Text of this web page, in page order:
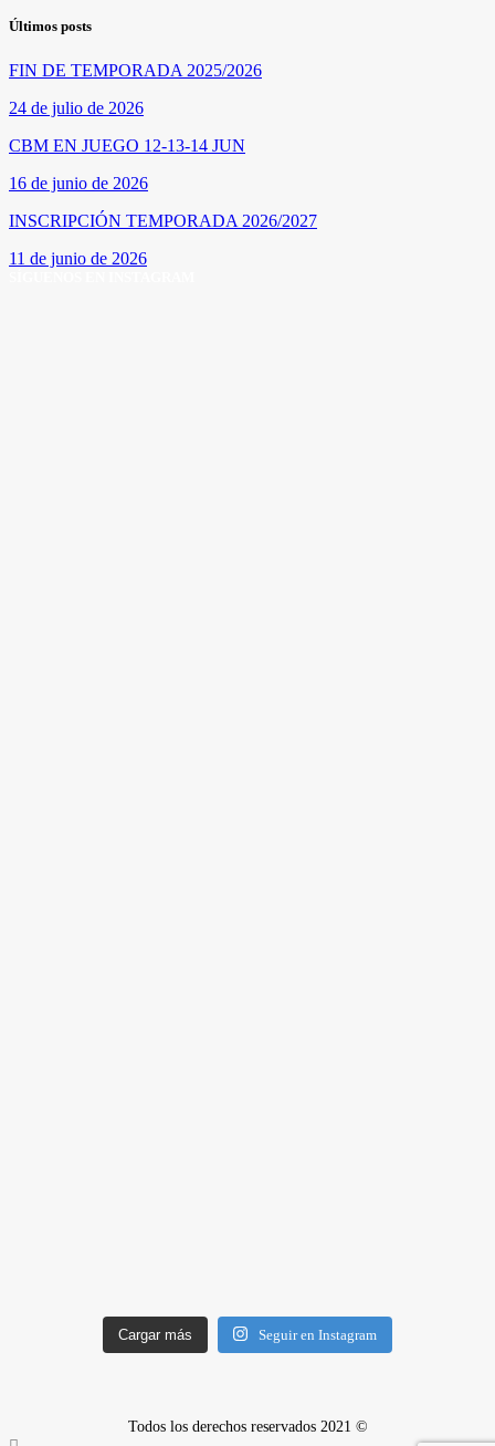
Últimos posts
FIN DE TEMPORADA 2025/2026
24 de julio de 2026
CBM EN JUEGO 12-13-14 JUN
16 de junio de 2026
INSCRIPCIÓN TEMPORADA 2026/2027
11 de junio de 2026
Cargar más Seguir en Instagram
Todos los derechos reservados 2021 ©